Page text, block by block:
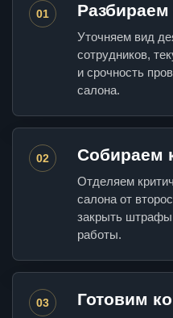
01
Уточняем вид
сотрудников,
и срочность
салона.
02 Собираем
Отделяем
салона от
закрыть
работы.
03 Готовим